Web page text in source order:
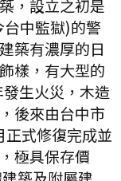
，設立之初是
中監獄)的警
築有濃厚的日
樣，有大型的
生火災，木造
後來由台中市
式修復完成並
極具保存價